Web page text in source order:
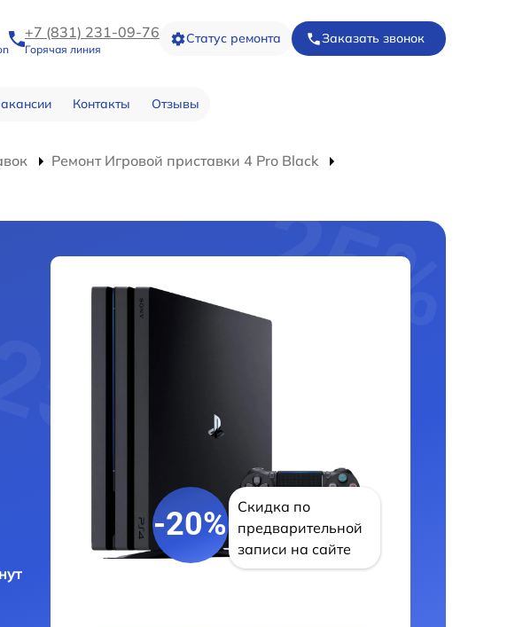
+7 (831) 231-09-76
Горячая линия
Статус ремонта Заказать звонок
Контакты Отзывы
Ремонт Игровой приставки 4 Pro Black
-20%
Скидка по
предварительной
записи на сайте